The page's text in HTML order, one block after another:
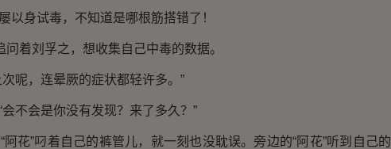
以身试毒，不知道是哪根筋搭错了！
问着刘孚之，想收集自己中毒的数据。
呢，连晕厥的症状都轻许多。”
不会是你没有发现？来了多久？”
花”叼着自己的裤管儿，就一刻也没耽误。旁边的“阿花”听到自己的